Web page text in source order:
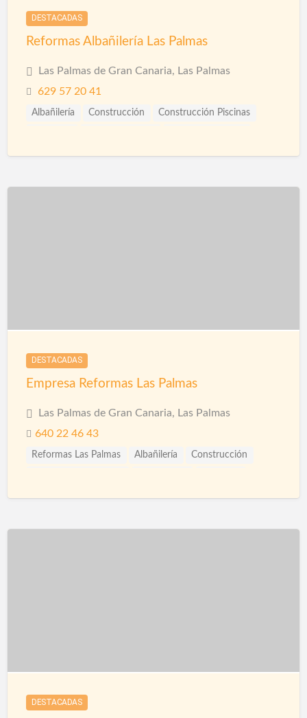
DESTACADAS
Reformas Albañilería Las Palmas
Las Palmas de Gran Canaria, Las Palmas
629 57 20 41
Albañilería Construcción Construcción Piscinas
DESTACADAS
Empresa Reformas Las Palmas
Las Palmas de Gran Canaria, Las Palmas
640 22 46 43
Reformas Las Palmas Albañilería Construcción
DESTACADAS